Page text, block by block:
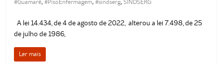
#Guamaré #PisoEnfermagem #sindserg SINDSERG
A lei 14.434, de 4 de agosto de 2022, alterou a lei 7.498, de 25
de julho de 1986,
Ler mais